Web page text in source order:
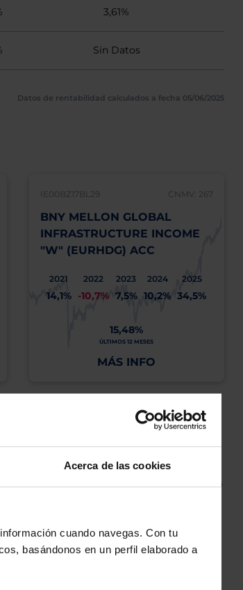
Acerca de las cookies
cuando navegas. Con tu
basándonos en un perfil elaborado a
3,61%
Sin Datos
Datos de rentabilidad calculados a fecha 05/06/2025
IE00BZ17BL29 CNMV: 267
BNY MELLON GLOBAL
INFRASTRUCTURE INCOME
"W" (EURHDG) ACC
2021
14,1%
2022
-10,7%
2023
7,5%
2024
10,2%
2025
34,5%
15,48%
ÚLTIMOS 12 MESES
MÁS INFO
El valor de la inversión está sujeto a
de rentabilidades futuras. Toda inversión implica riesgo.
a dicho Fondo de Inversión, así como la Sociedad
ficha»).
el folleto y el documento de datos fundamentales
que adopte.
y se calculan de Valor Liquidativo de la sesión
mostradas están en la divisa Euro.